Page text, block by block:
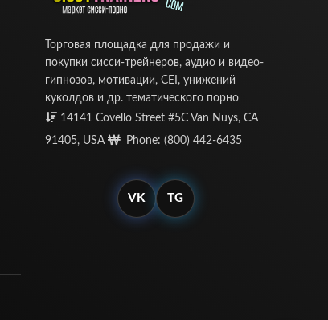
Торговая площадка для продажи и
покупки сисси-трейнеров, аудио и видео-
гипнозов, мотивации, CEI, унижений
куколдов и др. тематического порно
14141 Covello Street #5C Van Nuys, CA
91405, USA
Phone: (800) 442-6435
VK TG